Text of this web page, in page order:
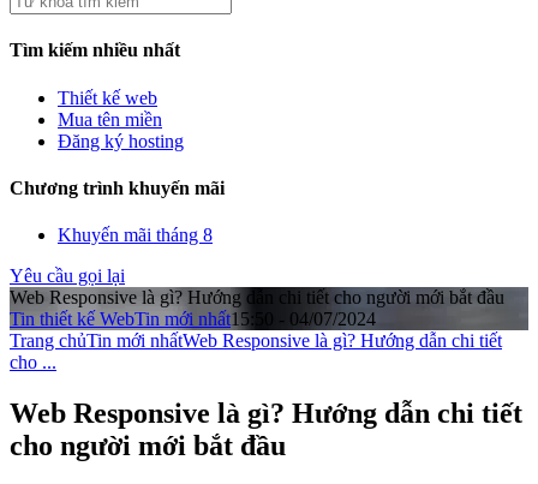
Tìm kiếm nhiều nhất
Thiết kế web
Mua tên miền
Đăng ký hosting
Chương trình khuyến mãi
Khuyến mãi tháng 8
Yêu cầu gọi lại
Web Responsive là gì? Hướng dẫn chi tiết cho người mới bắt đầu
Tin thiết kế WebTin mới nhất15:50 - 04/07/2024
Trang chủTin mới nhấtWeb Responsive là gì? Hướng dẫn chi tiết
cho ...
Web Responsive là gì? Hướng dẫn chi tiết
cho người mới bắt đầu